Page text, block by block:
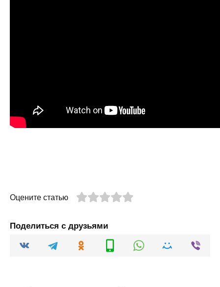
Оцените статью
Поделиться с друзьями